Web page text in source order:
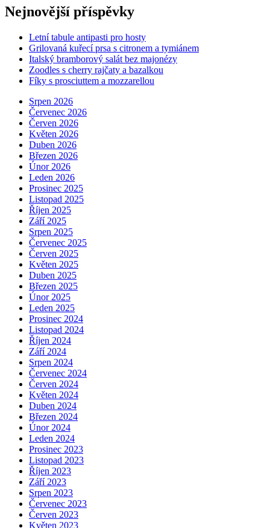
Nejnovější příspěvky
Letní tabule antipasti pro hosty
Grilovaná kuřecí prsa s citronem a tymiánem
Italský bramborový salát bez majonézy
Zoodles s cherry rajčaty a bazalkou
Fíky s prosciuttem a mozzarellou
Srpen 2026
Červenec 2026
Červen 2026
Květen 2026
Duben 2026
Březen 2026
Únor 2026
Leden 2026
Prosinec 2025
Listopad 2025
Říjen 2025
Září 2025
Srpen 2025
Červenec 2025
Červen 2025
Květen 2025
Duben 2025
Březen 2025
Únor 2025
Leden 2025
Prosinec 2024
Listopad 2024
Říjen 2024
Září 2024
Srpen 2024
Červenec 2024
Červen 2024
Květen 2024
Duben 2024
Březen 2024
Únor 2024
Leden 2024
Prosinec 2023
Listopad 2023
Říjen 2023
Září 2023
Srpen 2023
Červenec 2023
Červen 2023
Květen 2023